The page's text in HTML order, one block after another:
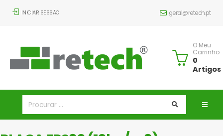
INICIAR SESSÃO geral@retech.pt
O Meu
Carrinho
0
Artigos